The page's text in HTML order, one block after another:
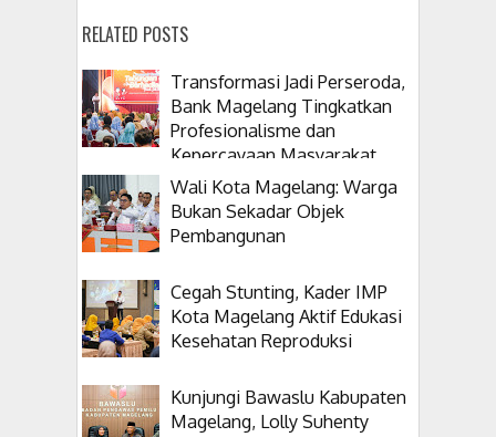
RELATED POSTS
Transformasi Jadi Perseroda,
Bank Magelang Tingkatkan
Profesionalisme dan
Kepercayaan Masyarakat
Wali Kota Magelang: Warga
Bukan Sekadar Objek
Pembangunan
Cegah Stunting, Kader IMP
Kota Magelang Aktif Edukasi
Kesehatan Reproduksi
Kunjungi Bawaslu Kabupaten
Magelang, Lolly Suhenty